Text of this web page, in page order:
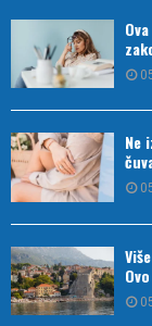
Ne